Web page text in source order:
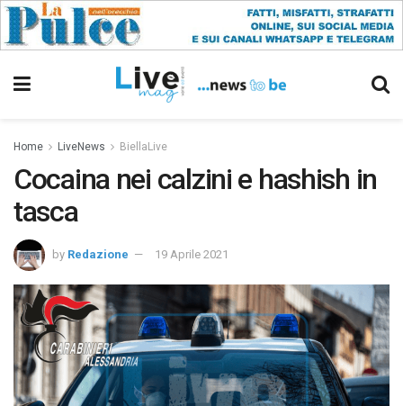
Home LiveNews BiellaLive
Cocaina nei calzini e hashish in
tasca
by Redazione 19 Aprile 2021